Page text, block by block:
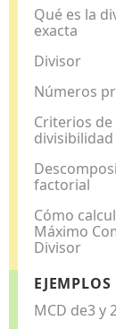
Qué es la
exacta
Divisor
Números
Criterios de
divisibilidad
factorial
Cómo
Máximo
Divisor
EJEMPLOS
MCD de3 y